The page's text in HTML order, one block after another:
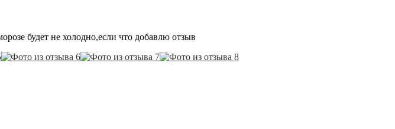
будет не холодно,если что добавлю отзыв